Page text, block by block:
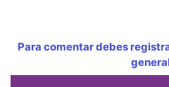
Para comentar debes